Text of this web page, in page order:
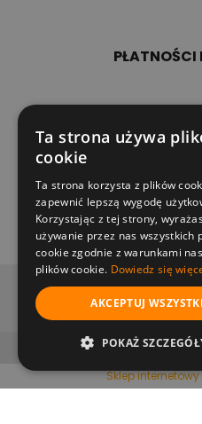
O
copyright (c) 2022
pokaż pełną
Sklep
Ta strona używa
cookie
Ta strona korzysta z plików
zapewnić lepszą wygodę
Korzystając z tej strony,
używanie przez nas wszystkich
cookie zgodnie z warunkami
plików cookie. Dowiedz się
AKCEPTUJ
POKAŻ